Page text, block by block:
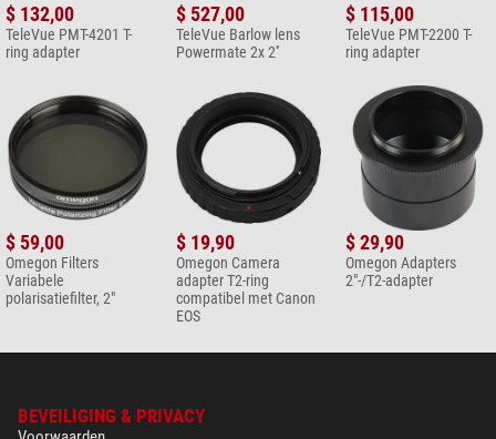
$ 132,00
TeleVue PMT-4201 T-
ring adapter
$ 527,00
TeleVue Barlow lens
Powermate 2x 2''
$ 115,00
TeleVue PMT-2200 T-
ring adapter
$ 59,00
Omegon Filters
Variabele
polarisatiefilter, 2"
$ 19,90
Omegon Camera
adapter T2-ring
compatibel met Canon
EOS
$ 29,90
Omegon Adapters
2"-/T2-adapter
BEVEILIGING & PRIVACY